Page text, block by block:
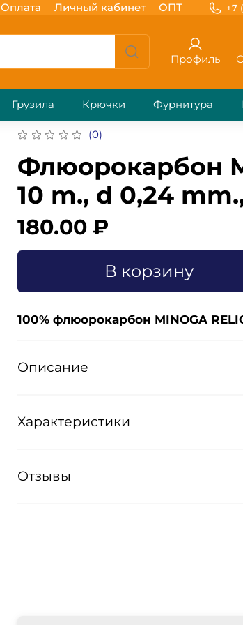
Оплата Личный кабинет ОПТ +7
Профиль
Грузила Крючки Фурнитура
(0)
Флюорокарбон
10 m., d 0,24
180.00 ₽
В корзину
100% флюорокарбон MINOGA
Описание
Характеристики
Отзывы